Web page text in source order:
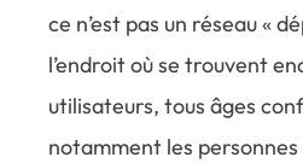
ce n’est pas un réseau «
l’endroit où se trouvent
utilisateurs, tous âges
notamment les